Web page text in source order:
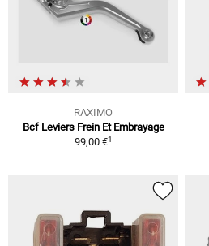
RAXIMO
Bcf Leviers Frein Et Embrayage
99,00 €1